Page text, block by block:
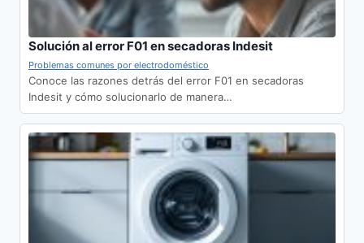
Solución al error F01 en secadoras Indesit
Problemas comunes por electrodoméstico
Conoce las razones detrás del error F01 en secadoras
Indesit y cómo solucionarlo de manera…